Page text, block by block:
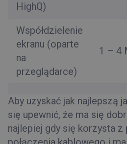
HighQ)
Współdzielenie
ekranu (oparte
na
przeglądarce)
1 – 4
Aby uzyskać jak najlepszą
się upewnić, że ma się
najlepiej gdy się korzysta